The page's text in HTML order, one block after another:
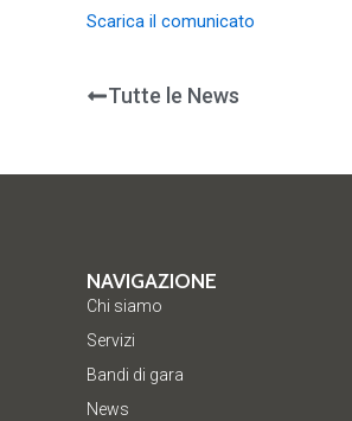
Scarica il comunicato
Tutte le News
NAVIGAZIONE
Chi siamo
Servizi
Bandi di gara
News